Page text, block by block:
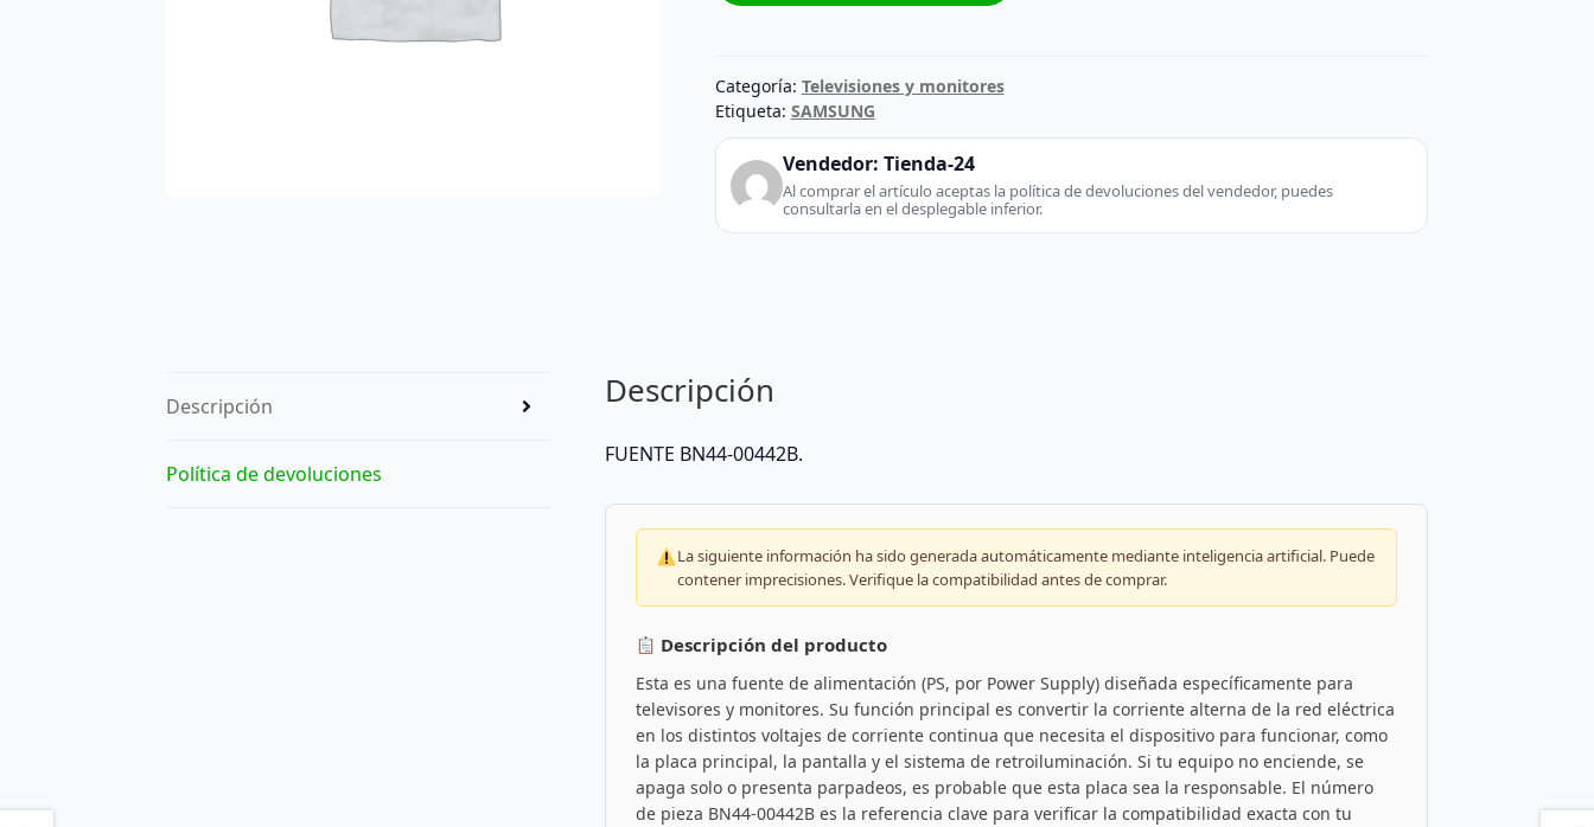
Categoría: Televisiones y monitores
Etiqueta: SAMSUNG
Vendedor: Tienda-24
Al comprar el artículo aceptas la política de devoluciones del vendedor, puedes
consultarla en el desplegable inferior.
Descripción
Política de devoluciones
Descripción
FUENTE BN44-00442B.
La siguiente información ha sido generada automáticamente mediante inteligencia artificial. Puede
contener imprecisiones. Verifique la compatibilidad antes de comprar.
Descripción del producto
Esta es una fuente de alimentación (PS, por Power Supply) diseñada específicamente para
televisores y monitores. Su función principal es convertir la corriente alterna de la red eléctrica
en los distintos voltajes de corriente continua que necesita el dispositivo para funcionar, como
la placa principal, la pantalla y el sistema de retroiluminación. Si tu equipo no enciende, se
apaga solo o presenta parpadeos, es probable que esta placa sea la responsable. El número
de pieza BN44-00442B es la referencia clave para verificar la compatibilidad exacta con tu